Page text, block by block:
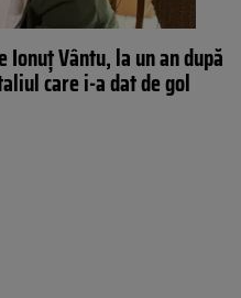
Ionuț Vântu, la un an după
care i-a dat de gol